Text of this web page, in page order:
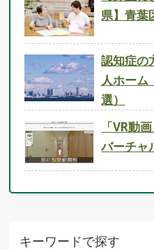
県】青葉
認知症の
人ホーム
選）
「VR動
バーチャ
キーワードで探す